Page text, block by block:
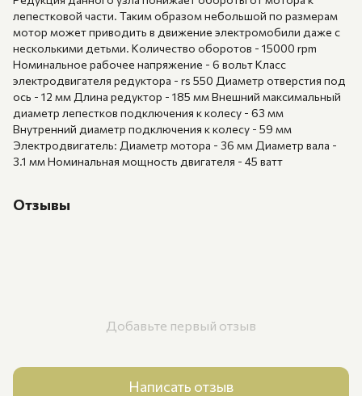
лепестковой части. Таким образом небольшой по размерам
мотор может приводить в движение электромобили даже с
несколькими детьми. Количество оборотов - 15000 rpm
Номинальное рабочее напряжение - 6 вольт Класс
электродвигателя редуктора - rs 550 Диаметр отверстия под
ось - 12 мм Длина редуктор - 185 мм Внешний максимальный
диаметр лепестков подключения к колесу - 63 мм
Внутренний диаметр подключения к колесу - 59 мм
Электродвигатель: Диаметр мотора - 36 мм Диаметр вала -
3.1 мм Номинальная мощность двигателя - 45 ватт
Отзывы
Добавьте первый отзыв
Написать отзыв